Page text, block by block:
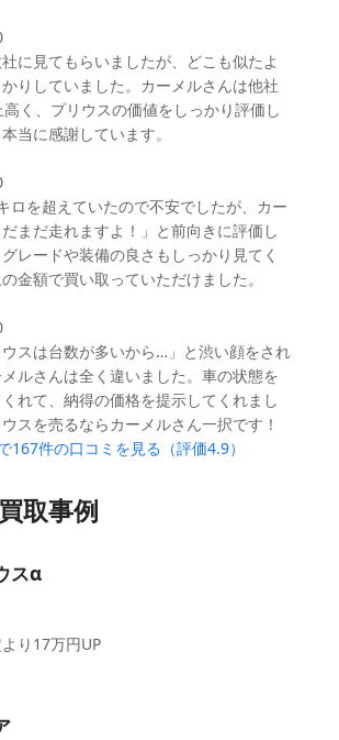
に見てもらいましたが、どこも似たよ
りしていました。カーメルさんは他社
く、プリウスの価値をしっかり評価し
当に感謝しています。
ロを超えていたので不安でしたが、カー
まだ走れますよ！」と前向きに評価し
レードや装備の良さもしっかり見てく
金額で買い取っていただけました。
スは台数が多いから…」と渋い顔をされ
ルさんは全く違いました。車の状態を
れて、納得の価格を提示してくれまし
スを売るならカーメルさん一択です！
167件の口コミを見る（評価4.9）
取事例
スα
り17万円UP